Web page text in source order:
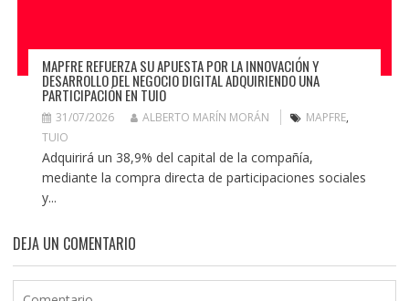
MAPFRE REFUERZA SU APUESTA POR LA INNOVACIÓN Y
DESARROLLO DEL NEGOCIO DIGITAL ADQUIRIENDO UNA
PARTICIPACIÓN EN TUIO
31/07/2026 ALBERTO MARÍN MORÁN MAPFRE,
TUIO
Adquirirá un 38,9% del capital de la compañía,
mediante la compra directa de participaciones sociales
y...
DEJA UN COMENTARIO